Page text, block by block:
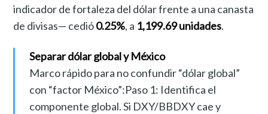
indicador de fortaleza del dólar frente a una canasta
de divisas— cedió0.25%, a 1,199.69 unidades.
Separar dólar global y México
Marco rápido para no confundir “dólar global”
con “factor México”:Paso 1: Identifica el
componente global. Si DXY/BBDXY cae y